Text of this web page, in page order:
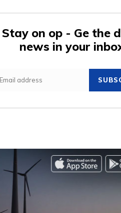
Stay on op - Ge the
news in your